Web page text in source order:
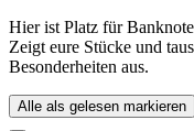
Hier ist Platz für
Zeigt eure Stücke und
Besonderheiten aus.
Alle als gelesen markieren